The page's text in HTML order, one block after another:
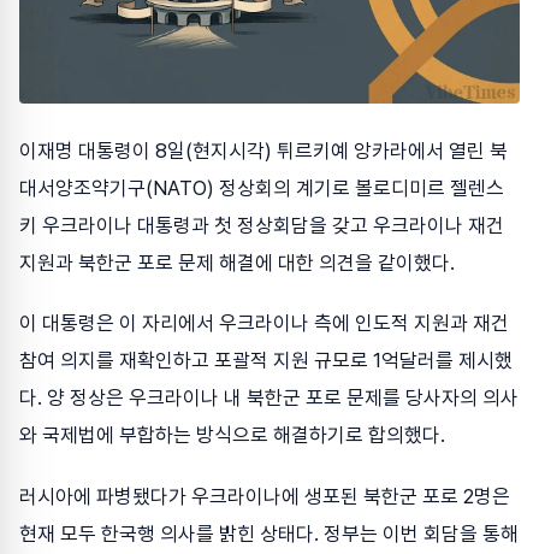
이재명 대통령이 8일(현지시각) 튀르키예 앙카라에서 열린 북
대서양조약기구(NATO) 정상회의 계기로 볼로디미르 젤렌스
키 우크라이나 대통령과 첫 정상회담을 갖고 우크라이나 재건
지원과 북한군 포로 문제 해결에 대한 의견을 같이했다.
이 대통령은 이 자리에서 우크라이나 측에 인도적 지원과 재건
참여 의지를 재확인하고 포괄적 지원 규모로 1억달러를 제시했
다. 양 정상은 우크라이나 내 북한군 포로 문제를 당사자의 의사
와 국제법에 부합하는 방식으로 해결하기로 합의했다.
러시아에 파병됐다가 우크라이나에 생포된 북한군 포로 2명은
현재 모두 한국행 의사를 밝힌 상태다. 정부는 이번 회담을 통해